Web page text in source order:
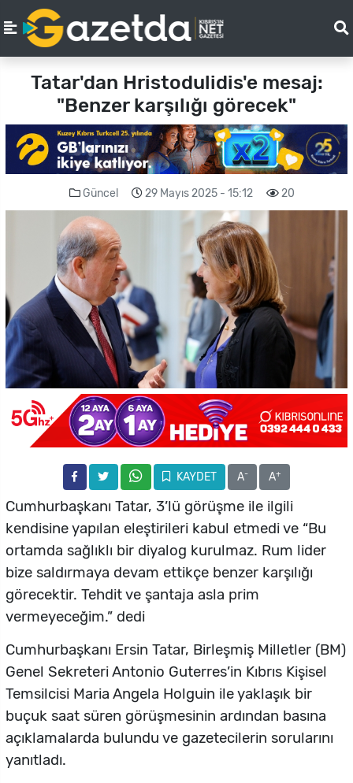
Tatar'dan Hristodulidis'e mesaj:
"Benzer karşılığı görecek"
Güncel 29 Mayıs 2025 - 15:12 20
KAYDET A- A+
Cumhurbaşkanı Tatar, 3’lü görüşme ile ilgili
kendisine yapılan eleştirileri kabul etmedi ve “Bu
ortamda sağlıklı bir diyalog kurulmaz. Rum lider
bize saldırmaya devam ettikçe benzer karşılığı
görecektir. Tehdit ve şantaja asla prim
vermeyeceğim.” dedi
Cumhurbaşkanı Ersin Tatar, Birleşmiş Milletler (BM)
Genel Sekreteri Antonio Guterres’in Kıbrıs Kişisel
Temsilcisi Maria Angela Holguin ile yaklaşık bir
buçuk saat süren görüşmesinin ardından basına
açıklamalarda bulundu ve gazetecilerin sorularını
yanıtladı.